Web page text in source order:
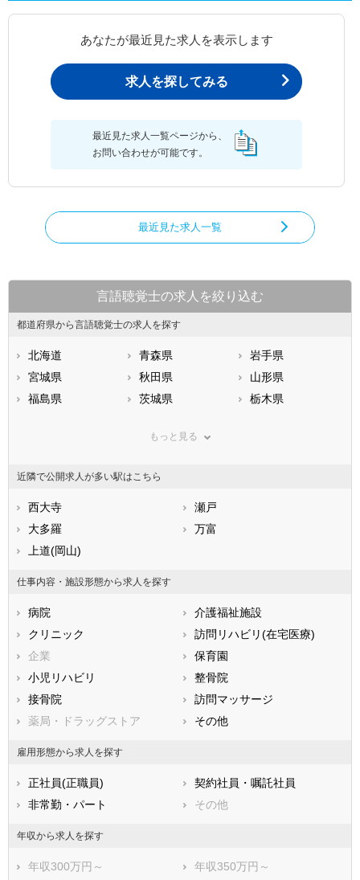
あなたが最近見た求人を表示します
求人を探してみる
最近見た求人一覧ページから、
お問い合わせが可能です。
最近見た求人一覧
言語聴覚士の求人を絞り込む
都道府県から言語聴覚士の求人を探す
北海道 青森県
岩手県
宮城県
秋田県
山形県
福島県
茨城県
栃木県
神奈川県
石川県
福井県
静岡県
滋賀県
兵庫県
香川県
高知県
福岡県
長崎県
熊本県
鹿児島県
もっと見る
近隣で公開求人が多い駅はこちら
西大寺
瀬戸
大多羅
万富
上道(岡山)
仕事内容・施設形態から求人を探す
病院
介護福祉施設
クリニック
訪問リハビリ(在宅医療)
企業
保育園
小児リハビリ
整骨院
接骨院
訪問マッサージ
薬局・ドラッグストア
その他
雇用形態から求人を探す
正社員(正職員)
契約社員・嘱託社員
非常勤・パート
その他
年収から求人を探す
年収300万円～
年収350万円～